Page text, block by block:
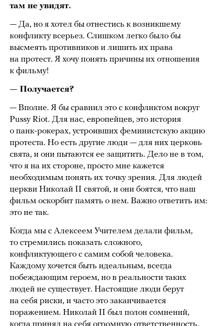
там не увидят.
— Да, но я хотел бы отнестись к возникшему
конфликту всерьез. Слишком легко было бы
высмеять противников и лишить их права
на протест. Я хочу понять причины их отношения
к фильму!
— Получается?
— Вполне. Я бы сравнил это с конфликтом вокруг
Pussy Riot. Для нас, европейцев, это история
о панк-рокерах, устроивших феминистскую акцию
протеста. Но есть другие люди — для них церковь
свята, и они пытаются ее защитить. Дело не в том,
что я на их стороне, просто мне кажется
необходимым понять их точку зрения. Для людей
церкви Николай II святой, и они боятся, что наш
фильм оскорбит память о нем. Важно ответить им:
это не так.
Когда мы с Алексеем Учителем делали фильм,
то стремились показать сложного,
конфликтующего с самим собой человека.
Каждому хочется быть идеальным, всегда
побеждающим героем, но в реальности таких
людей не существует. Настоящие люди берут
на себя риски, и часто это заканчивается
поражением. Николай II был полон сомнений,